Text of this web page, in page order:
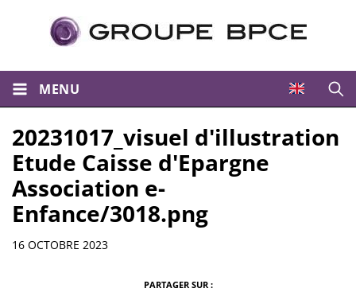
MENU
20231017_visuel d'illustration
Etude Caisse d'Epargne
Association e-
Enfance/3018.png
Informations
16 OCTOBRE 2023
PARTAGER SUR :